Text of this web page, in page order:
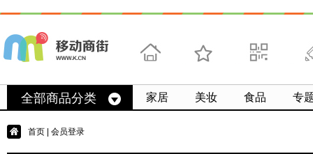
首页 收藏 求扫码 微
全部商品分类 家居 美妆 食品 专
首页 | 会员登录